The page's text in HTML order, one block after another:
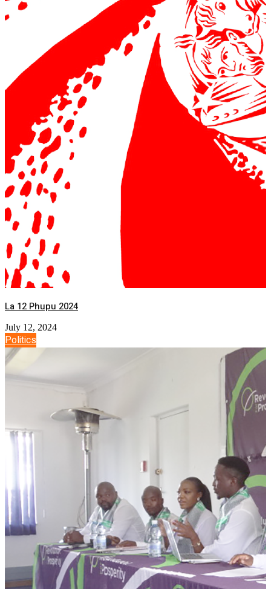
La 12 Phupu 2024
July 12, 2024
Politics